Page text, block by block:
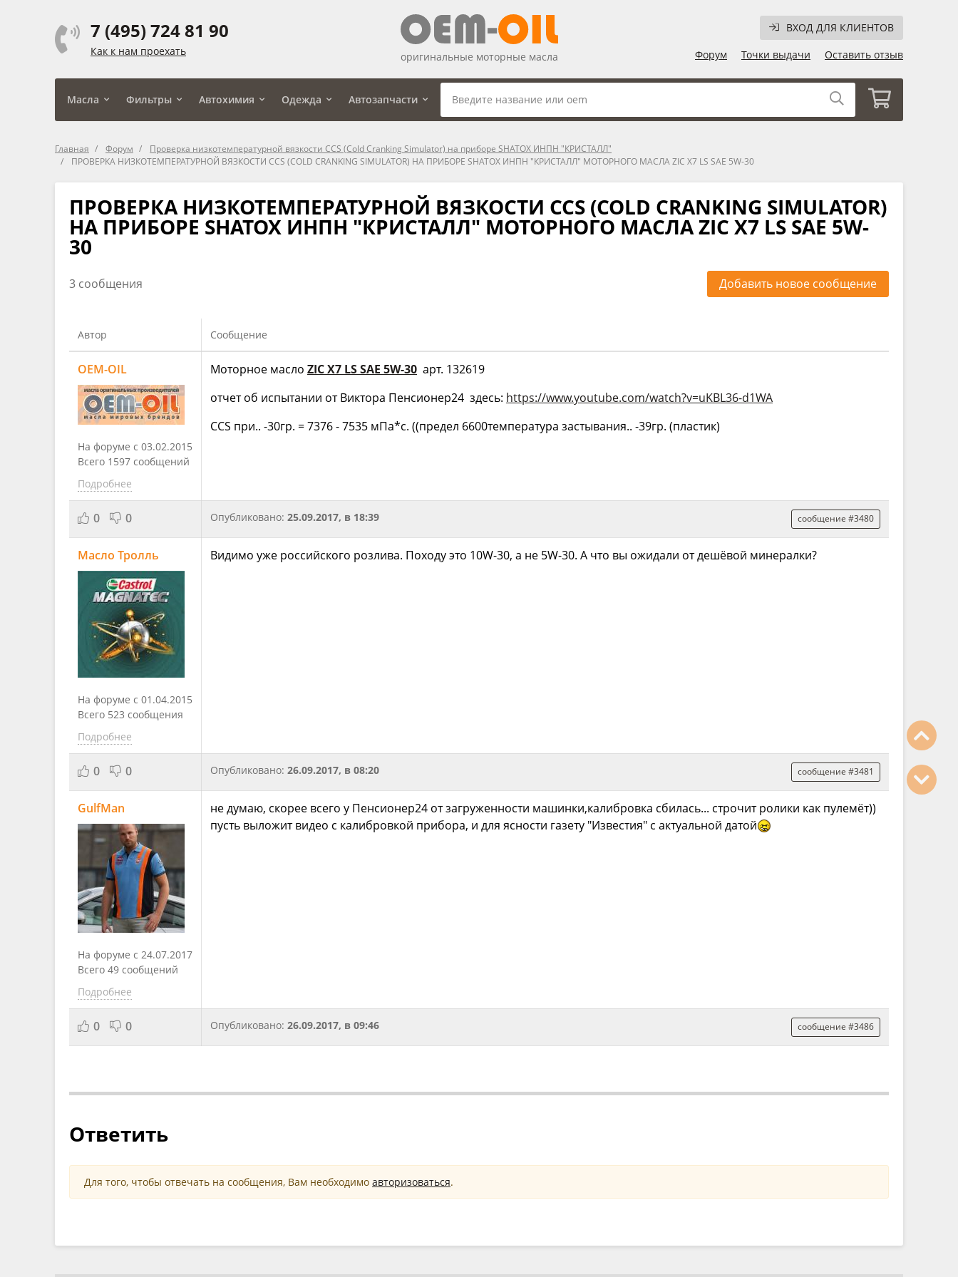
7 (495) 724 81 90
Как к нам проехать
ВХОД ДЛЯ КЛИЕНТОВ
Форум
Точки выдачи Оставить отзыв
оригинальные моторные масла
Масла Фильтры Автохимия Одежда Автозапчасти
Главная Форум
Проверка низкотемпературной вязкости CCS (Cold Cranking Simulator) на приборе SHATOX ИНПН "КРИСТАЛЛ"
ПРОВЕРКА НИЗКОТЕМПЕРАТУРНОЙ ВЯЗКОСТИ CCS (COLD CRANKING SIMULATOR) НА ПРИБОРЕ SHATOX ИНПН "КРИСТАЛЛ" МОТОРНОГО МАСЛА ZIC X7 LS SAE 5W-30
ПРОВЕРКА НИЗКОТЕМПЕРАТУРНОЙ ВЯЗКОСТИ CCS (COLD CRANKING SIMULATOR)
НА ПРИБОРЕ SHATOX ИНПН "КРИСТАЛЛ" МОТОРНОГО МАСЛА ZIC X7 LS SAE 5W-
30
3 сообщения Добавить новое сообщение
Автор Сообщение
OEM-OIL
На форуме с 03.02.2015
Всего 1597 сообщений
Подробнее
Моторное масло ZIC X7 LS SAE 5W-30 арт. 132619
отчет об испытании от Виктора Пенсионер24 здесь: https://www.youtube.com/watch?v=uKBL36-d1WA
CCS при.. -30гр. = 7376 - 7535 мПа*с. ((предел 6600температура застывания.. -39гр. (пластик)
0 0 Опубликовано: 25.09.2017, в 18:39 сообщение #3480
Масло Тролль
На форуме с 01.04.2015
Всего 523 сообщения
Подробнее
Видимо уже российского розлива. Походу это 10W-30, а не 5W-30. А что вы ожидали от дешёвой минералки?
0 0 Опубликовано: 26.09.2017, в 08:20 сообщение #3481
GulfMan
На форуме с 24.07.2017
Всего 49 сообщений
Подробнее
не думаю, скорее всего у Пенсионер24 от загруженности машинки,калибровка сбилась... строчит ролики как пулемёт))
пусть выложит видео с калибровкой прибора, и для ясности газету "Известия" с актуальной датой
0 0 Опубликовано: 26.09.2017, в 09:46 сообщение #3486
Ответить
Для того, чтобы отвечать на сообщения, Вам необходимо авторизоваться.